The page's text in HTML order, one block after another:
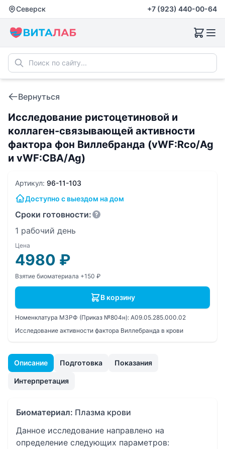
Северск +7 (923) 440-00-64
Вернуться
Исследование ристоцетиновой и
коллаген-связывающей активности
фактора фон Виллебранда (vWF:Rсo/Ag
и vWF:CBA/Ag)
Описание Подготовка Показания
Интерпретация
Биоматериал: Плазма крови
Данное исследование направлено на
определение следующих параметров:
Артикул: 96-11-103
Доступно с выездом на дом
Сроки готовности:
1 рабочий день
Цена
4980 ₽
Взятие биоматериала +150 ₽
В корзину
Номенклатура МЗРФ (Приказ №804н): A09.05.285.000.02
Исследование активности фактора Виллебранда в крови